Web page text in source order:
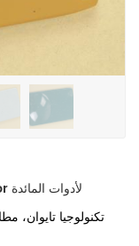
مسحوق صب الميلامين الجميل الجديد من Cocor لأدوات المائدة